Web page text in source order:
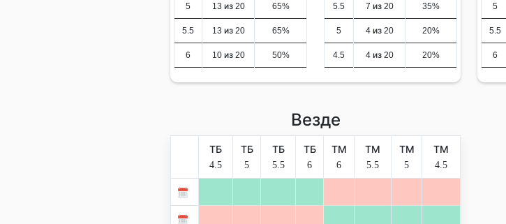
5 13 из 20 65%
5.5 13 из 20 65%
6 10 из 20 50%
5.5 7 из 20 35%
5 4 из 20 20%
4.5 4 из 20 20%
5
5.5
6
Везде
ТБ
4.5
ТБ
5
ТБ
5.5
ТБ
6
ТМ
6
ТМ
5.5
ТМ
5
ТМ
4.5